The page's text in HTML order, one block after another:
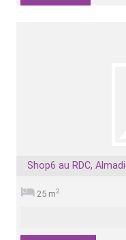
Shop6 au RDC,
25 m2